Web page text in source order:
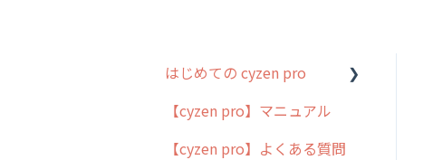
はじめての cyzen pro
cyzen pro とは？
簡易マニュアル
【cyzen pro】マニュアル
【cyzen pro】よくある質問